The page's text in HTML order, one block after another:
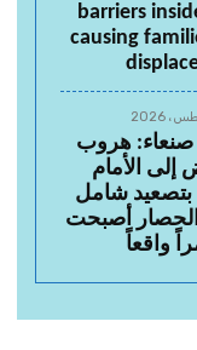
barriers
causing
صنعاء: هروب
إلى الأمام
بتصعيد شامل
الحصار أصبحت
واقعاً